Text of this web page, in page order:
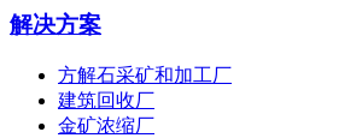
解决方案
方解石采矿和加工厂
建筑回收厂
金矿浓缩厂